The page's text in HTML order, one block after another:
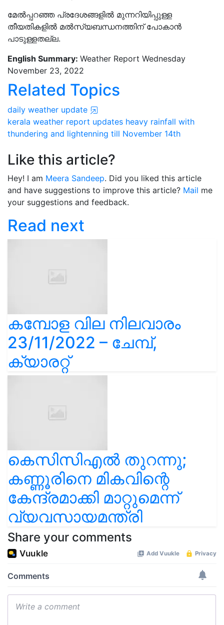
മേൽപ്പറഞ്ഞ പ്രദേശങ്ങളിൽ മുന്നറിയിപ്പുള്ള
തീയതികളിൽ മല്‍സ്യബന്ധനത്തിന് പോകാന്‍
പാടുള്ളതല്ല.
English Summary: Weather Report Wednesday
November 23, 2022
Related Topics
daily weather update
kerala weather report updates heavy rainfall with
thundering and lightenning till November 14th
Like this article?
Hey! I am Meera Sandeep. Did you liked this article
and have suggestions to improve this article? Mail me
your suggestions and feedback.
Read next
കമ്പോള വില നിലവാരം
23/11/2022 – ചേമ്പ്,
ക്യാരറ്റ്
കെസിസിഎൽ തുറന്നു;
കണ്ണൂരിനെ മികവിന്റെ
കേന്ദ്രമാക്കി മാറ്റുമെന്ന്
വ്യവസായമന്ത്രി
Share your comments